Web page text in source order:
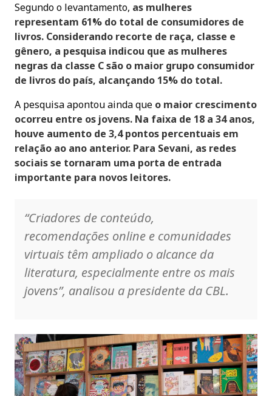
Segundo o levantamento, as mulheres
representam 61% do total de consumidores de
livros. Considerando recorte de raça, classe e
gênero, a pesquisa indicou que as mulheres
negras da classe C são o maior grupo consumidor
de livros do país, alcançando 15% do total.
A pesquisa apontou ainda que o maior crescimento
ocorreu entre os jovens. Na faixa de 18 a 34 anos,
houve aumento de 3,4 pontos percentuais em
relação ao ano anterior. Para Sevani, as redes
sociais se tornaram uma porta de entrada
importante para novos leitores.
“Criadores de conteúdo,
recomendações online e comunidades
virtuais têm ampliado o alcance da
literatura, especialmente entre os mais
jovens”, analisou a presidente da CBL.